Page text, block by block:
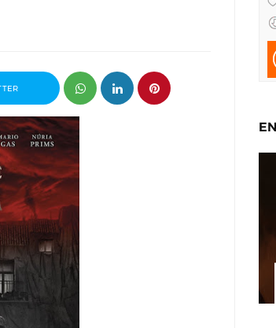
Entrevista a Paco Arasanz, director y
guionista de Nos Veremos Esta Noche,